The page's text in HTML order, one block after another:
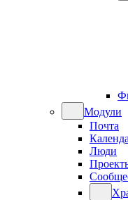
Модули
Почта
Люди